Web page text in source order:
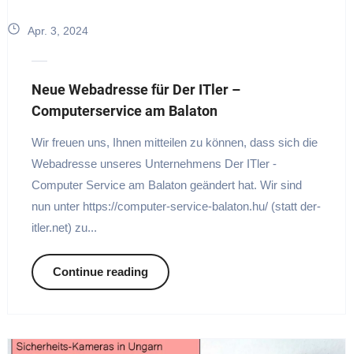
Apr. 3, 2024
Neue Webadresse für Der ITler –
Computerservice am Balaton
Wir freuen uns, Ihnen mitteilen zu können, dass sich die
Webadresse unseres Unternehmens Der ITler -
Computer Service am Balaton geändert hat. Wir sind
nun unter https://computer-service-balaton.hu/ (statt der-
itler.net) zu...
Continue reading